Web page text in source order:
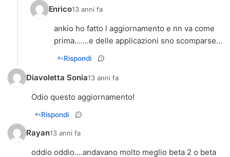
Enrico13 anni fa
ankio ho fatto l aggiornamento e nn va come
prima.......e delle applicazioni sno scomparse...
Rispondi
Diavoletta Sonia13 anni fa
Odio questo aggiornamento!
Rispondi
Rayan13 anni fa
oddio oddio....andavano molto meglio beta 2 o beta